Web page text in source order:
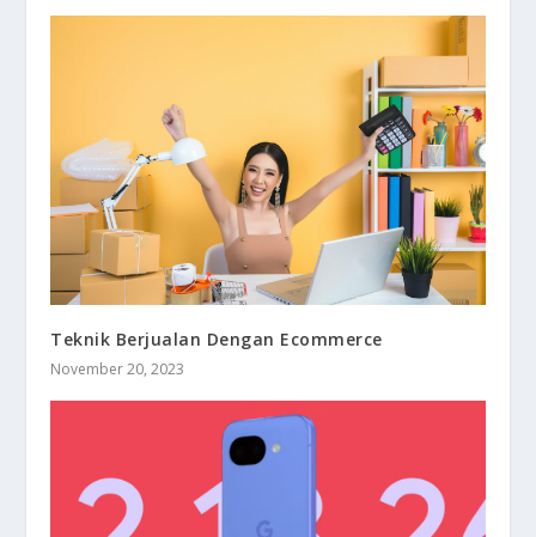
Teknik Berjualan Dengan Ecommerce
November 20, 2023